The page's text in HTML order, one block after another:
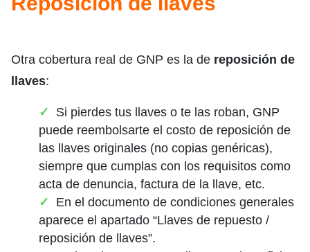
Otra cobertura real de GNP es la de reposición de
llaves:
Si pierdes tus llaves o te las roban, GNP
puede reembolsarte el costo de reposición de
las llaves originales (no copias genéricas),
siempre que cumplas con los requisitos como
acta de denuncia, factura de la llave, etc.
En el documento de condiciones generales
aparece el apartado “Llaves de repuesto /
reposición de llaves”.